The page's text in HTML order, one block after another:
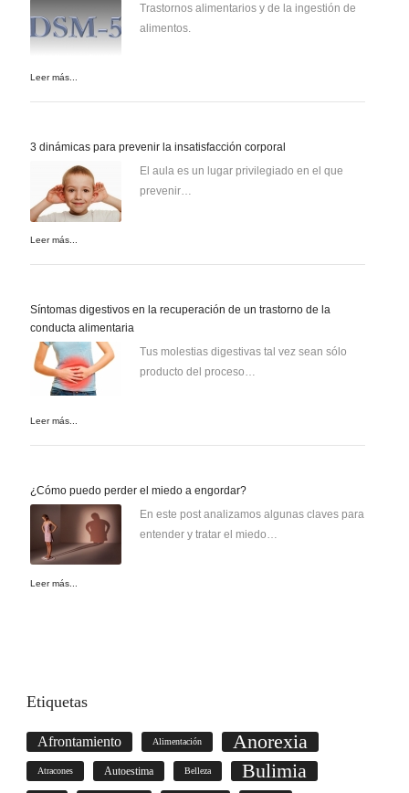
Trastornos alimentarios y de la ingestión de
alimentos.
Leer más...
3 dinámicas para prevenir la insatisfacción corporal
El aula es un lugar privilegiado en el que
prevenir…
Leer más...
Síntomas digestivos en la recuperación de un trastorno de la
conducta alimentaria
Tus molestias digestivas tal vez sean sólo
producto del proceso…
Leer más...
¿Cómo puedo perder el miedo a engordar?
En este post analizamos algunas claves para
entender y tratar el miedo…
Leer más...
Etiquetas
Afrontamiento Alimentación Anorexia
Atracones Autoestima Belleza Bulimia